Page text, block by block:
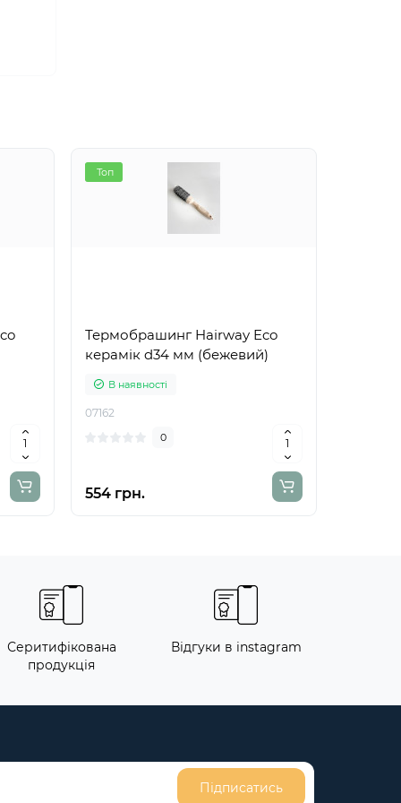
Топ
Термобрашинг Hairway Eco
керамік d34 мм (бежевий)
В наявності
07162
0
554 грн.
Серитифікована
продукція
Відгуки в instagram
Підписатись